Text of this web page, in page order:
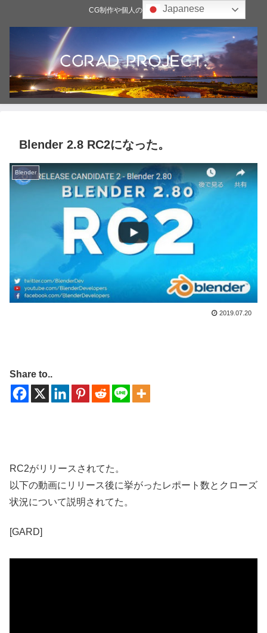
CG制作や個人の雑記ブログ
Blender 2.8 RC2になった。
Blender
2019.07.20
Share to..
RC2がリリースされてた。
以下の動画にリリース後に挙がったレポート数とクローズ
状況について説明されてた。
[GARD]
Japanese